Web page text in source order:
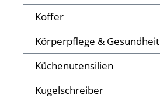
Koffer
Körperpflege & Gesundheit
Küchenutensilien
Kugelschreiber